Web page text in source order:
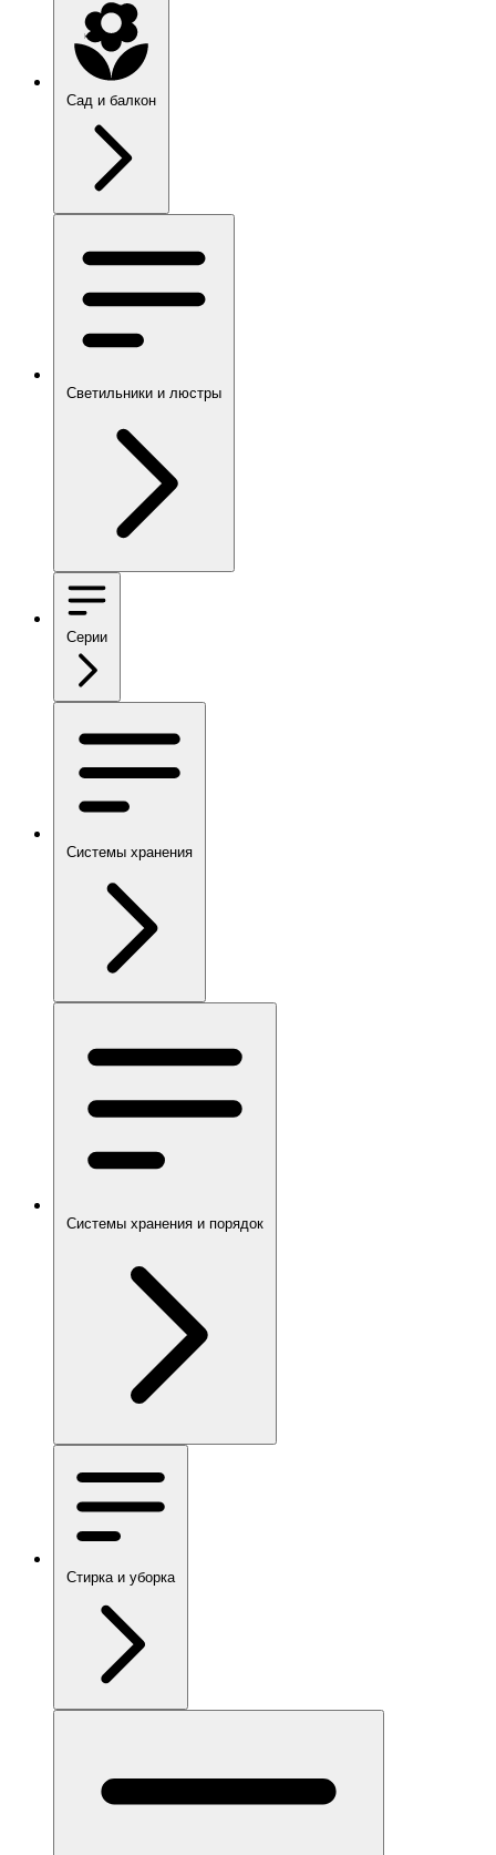
Сад и балкон
Светильники и люстры
Серии
Системы хранения
Системы хранения и порядок
Стирка и уборка